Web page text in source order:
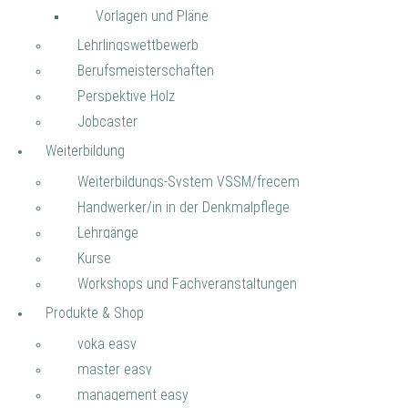
Vor­la­gen und Pläne
Lehr­lings­wett­be­werb
Be­rufs­meis­ter­schaf­ten
Per­spek­ti­ve Holz
Job­cas­ter
Wei­ter­bil­dung
Wei­ter­bil­dungs-Sys­tem VSSM/fre­cem
Hand­wer­ker/in in der Denk­mal­pfle­ge
Lehr­gän­ge
Kurse
Work­shops und Fach­ver­an­stal­tun­gen
Pro­duk­te & Shop
voka easy
mas­ter easy
ma­nage­ment easy
- Navi: Brei­te 47.09138 | Länge 8.257641